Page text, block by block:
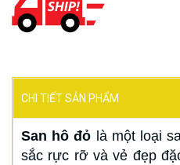
CHI TIẾT SẢN PHẨM
San hô đỏ là một loại
sắc rực rỡ và vẻ đẹp